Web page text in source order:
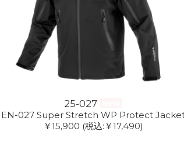
25-027
EN-027 Super Stretch WP Protect
￥15,900 (税込:￥17,490)